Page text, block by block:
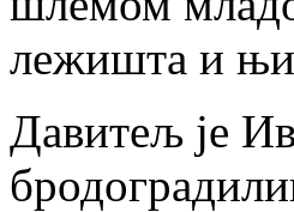
лежишта и
Давитељ је